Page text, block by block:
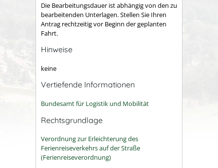
Die Bearbeitungsdauer ist abhängig von den zu
bearbeitenden Unterlagen. Stellen Sie Ihren
Antrag rechtzeitig vor Beginn der geplanten
Fahrt.
Hinweise
keine
Vertiefende Informationen
Bundesamt für Logistik und Mobilität
Rechtsgrundlage
Verordnung zur Erleichterung des
Ferienreiseverkehrs auf der Straße
(Ferienreiseverordnung)